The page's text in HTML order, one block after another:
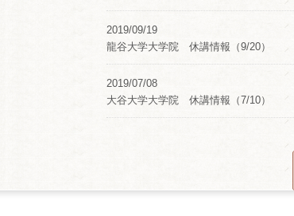
2019/09/19
龍谷大学大学院 休講情報（9/20）
2019/07/08
大谷大学大学院 休講情報（7/10）